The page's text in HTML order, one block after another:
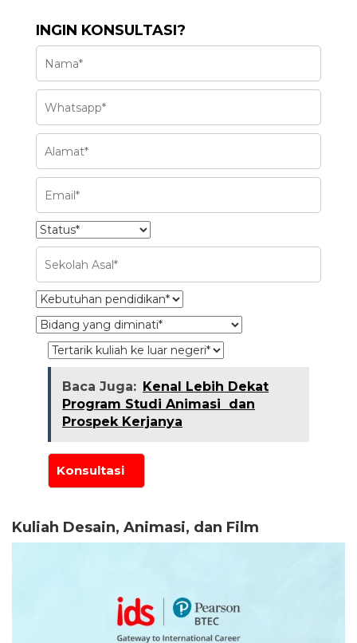
INGIN KONSULTASI?
Baca Juga: Kenal Lebih Dekat
Program Studi Animasi dan
Prospek Kerjanya
Kuliah Desain, Animasi, dan Film